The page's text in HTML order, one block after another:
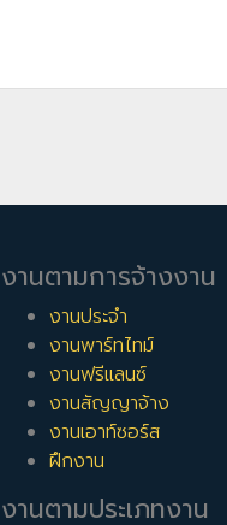
งานตามการจ้างงาน
งานประจำ
งานพาร์ทไทม์
งานฟรีแลนซ์
งานสัญญาจ้าง
งานเอาท์ซอร์ส
ฝึกงาน
งานตามประเภทงาน